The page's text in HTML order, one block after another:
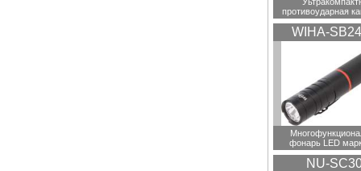
противоударная
WIHA-
фонарь LED
NU-